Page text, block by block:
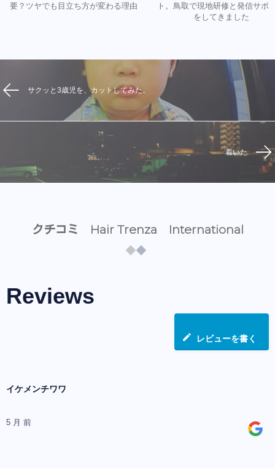
要？ツヤでも目立ち方が変わる理由
ト。鳥取で現地研修と発信サポ
をしてきました
サクッと3歳児を、カットしてみた。
着いた
クチコミ Hair Trenza International
Reviews
レビューを書く
イケメンチワワ
5 月 前